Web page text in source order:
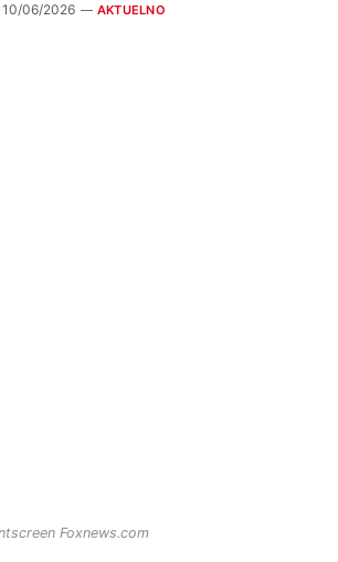
10/06/2026 AKTUELNO
Foxnews.com